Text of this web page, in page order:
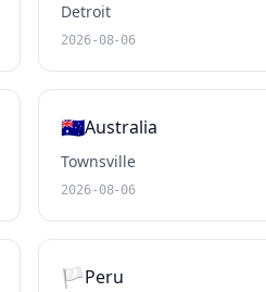
Detroit
2026-08-06
🇦🇺Australia
Townsville
2026-08-06
🏳️Peru